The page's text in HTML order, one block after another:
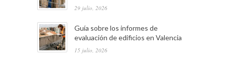
29 julio, 2026
Guía sobre los informes de
evaluación de edificios en Valencia
15 julio, 2026